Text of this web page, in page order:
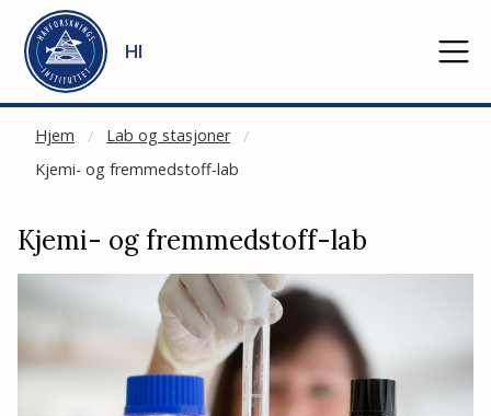
Gå til hovedinnhold
HI
Hjem
Lab og stasjoner
Kjemi- og fremmedstoff-lab
NOT CACHED
Kjemi- og fremmedstoff-lab